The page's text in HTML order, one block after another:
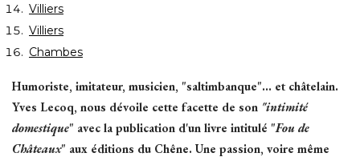
Villiers
Villiers
Chambes
Humoriste, imitateur, musicien, "saltimbanque"... et châtelain.
Yves Lecoq, nous dévoile cette facette de son "intimité
domestique" avec la publication d'un livre intitulé "Fou de
Châteaux" aux éditions du Chêne. Une passion, voire même